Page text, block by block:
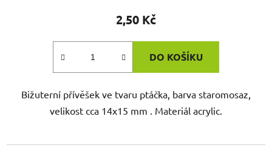
2,50 Kč
DO KOŠÍKU
Bižuterní přívěšek ve tvaru ptáčka, barva staromosaz,
velikost cca 14x15 mm . Materiál acrylic.